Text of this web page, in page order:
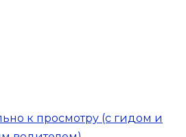
к просмотру (с гидом и